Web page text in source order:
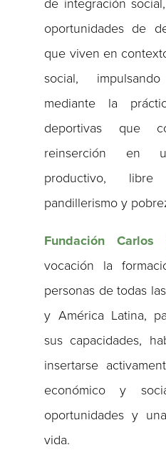
de integración
oportunidades de
que viven en
social,
mediante la
deportivas que
reinserción en
productivo,
pandillerismo y
Fundación Carlos
vocación la
personas de todas
y América Latina,
sus capacidades,
insertarse
económico y
oportunidades y
vida.